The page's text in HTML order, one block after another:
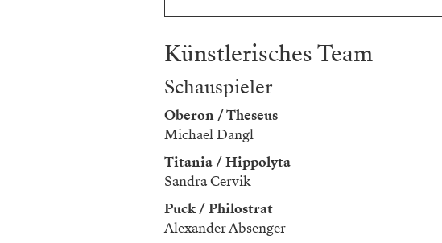
Künstlerisches Team
Schauspieler
Oberon / Theseus
Michael Dangl
Titania / Hippolyta
Sandra Cervik
Puck / Philostrat
Alexander Absenger